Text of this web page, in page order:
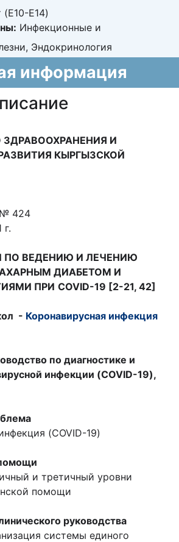
E14)
Инфекционные и
Эндокринология
информация
И
КЫРГЫЗСКОЙ
№ 424
г.
ПО ВЕДЕНИЮ И ЛЕЧЕНИЮ
ДИАБЕТОМ И
ПРИ COVID-19 [2-21, 42]
- Коронавирусная инфекция
по диагностике и
инфекции (COVID-19),
(COVID-19)
и третичный уровни
помощи
руководства
системы единого